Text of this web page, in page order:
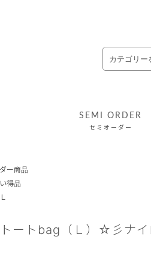
SEMI ORDER
セミオーダー
ー商品
得品
ートbag（Ｌ）☆彡ナイ